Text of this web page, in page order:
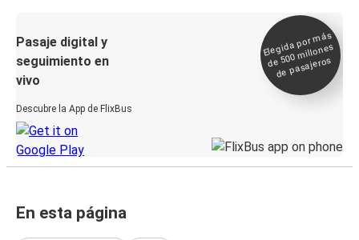
Pasaje digital y
seguimiento en
vivo
Descubre la App de FlixBus
Elegida por
más
de 500
millones
de pasajeros
En esta página